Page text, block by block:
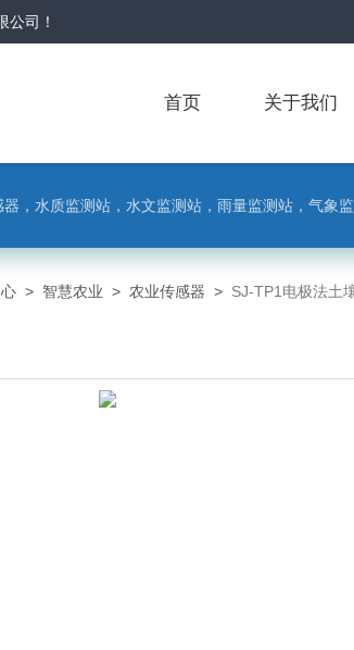
公司 ！
首页 关于我们
器，水质监测站，水文监测站，雨量监测站，气象
> 智慧农业 > 农业传感器 > SJ-TP1电极法土